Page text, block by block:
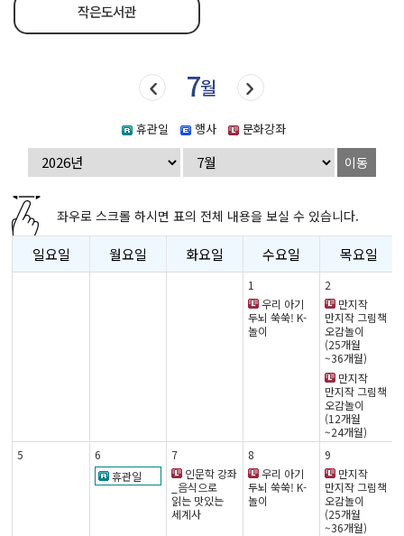
작은도서관
7
월
휴관일 행사 문화강좌
이동
좌우로 스크롤 하시면 표의 전체 내용을 보실 수 있습니다.
일요일 월요일 화요일 수요일 목요일
1
우리 아기
두뇌 쑥쑥! K-
놀이
2
만지작
만지작 그림책
오감놀이
(25개월
~36개월)
만지작
만지작 그림책
오감놀이
(12개월
~24개월)
5
6
휴관일
7
인문학 강좌
_음식으로
읽는 맛있는
세계사
8
우리 아기
두뇌 쑥쑥! K-
놀이
9
만지작
만지작 그림책
오감놀이
(25개월
~36개월)